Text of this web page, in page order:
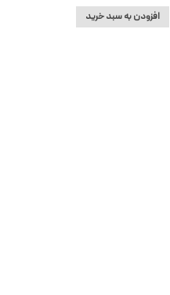
افزودن به سبد خرید